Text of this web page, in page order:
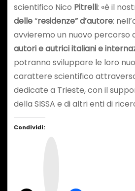
scientifico Nico Pitrelli: «è il
delle“residenze” d’autore:
avvieremo un nuovo percorso
autori e autrici italiani e
potranno sviluppare le loro
carattere scientifico
dedicate a Trieste, con il
della SISSA e di altri enti di
Condividi: